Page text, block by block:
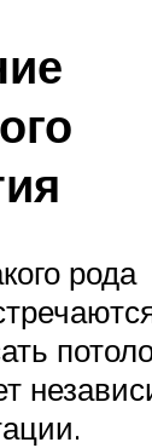
рода